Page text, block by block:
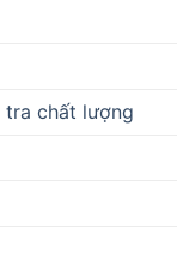
tra chất lượng